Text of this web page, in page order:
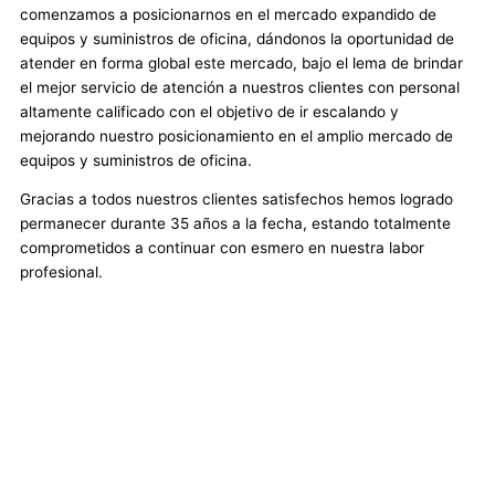
comenzamos a posicionarnos en el mercado expandido de
equipos y suministros de oficina, dándonos la oportunidad de
atender en forma global este mercado, bajo el lema de brindar
el mejor servicio de atención a nuestros clientes con personal
altamente calificado con el objetivo de ir escalando y
mejorando nuestro posicionamiento en el amplio mercado de
equipos y suministros de oficina.
Gracias a todos nuestros clientes satisfechos hemos logrado
permanecer durante 35 años a la fecha, estando totalmente
comprometidos a continuar con esmero en nuestra labor
profesional.